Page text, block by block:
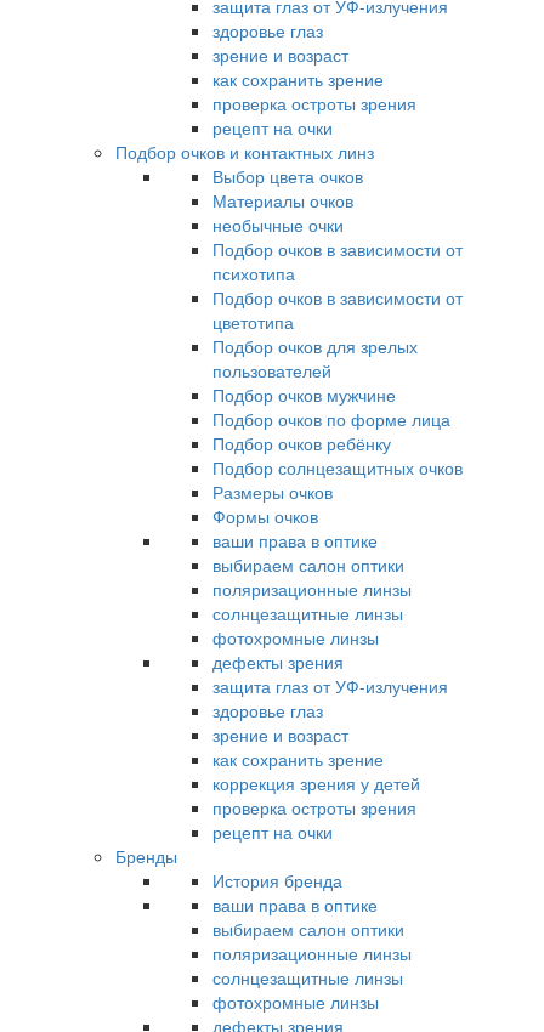
защита глаз от УФ-излучения
здоровье глаз
зрение и возраст
как сохранить зрение
проверка остроты зрения
рецепт на очки
Подбор очков и контактных линз
Выбор цвета очков
Материалы очков
необычные очки
Подбор очков в зависимости от
психотипа
Подбор очков в зависимости от
цветотипа
Подбор очков для зрелых
пользователей
Подбор очков мужчине
Подбор очков по форме лица
Подбор очков ребёнку
Подбор солнцезащитных очков
Размеры очков
Формы очков
ваши права в оптике
выбираем салон оптики
поляризационные линзы
солнцезащитные линзы
фотохромные линзы
дефекты зрения
защита глаз от УФ-излучения
здоровье глаз
зрение и возраст
как сохранить зрение
коррекция зрения у детей
проверка остроты зрения
рецепт на очки
Бренды
История бренда
ваши права в оптике
выбираем салон оптики
поляризационные линзы
солнцезащитные линзы
фотохромные линзы
дефекты зрения